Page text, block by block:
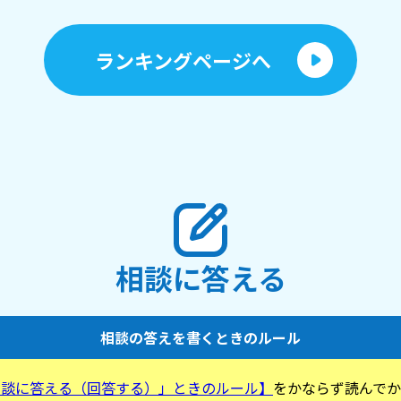
ランキングページへ
相談に答える
相談の答えを書くときのルール
に答える（回答する）」ときのルール】 をかならず読んで